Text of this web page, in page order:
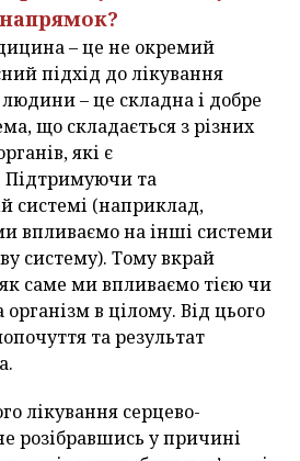
– це не окремий
підхід до лікування
– це складна і добре
що складається з різних
які є
Підтримуючи та
системі (наприклад,
впливаємо на інші системи
систему). Тому вкрай
саме ми впливаємо тією чи
в цілому. Від цього
та результат
лікування серцево-
розібравшись у причині